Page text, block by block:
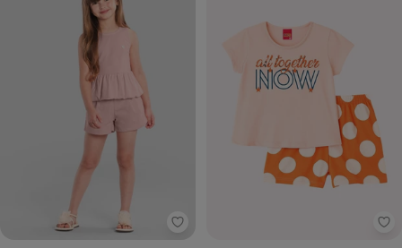
Mundi - Conjunto Infantil